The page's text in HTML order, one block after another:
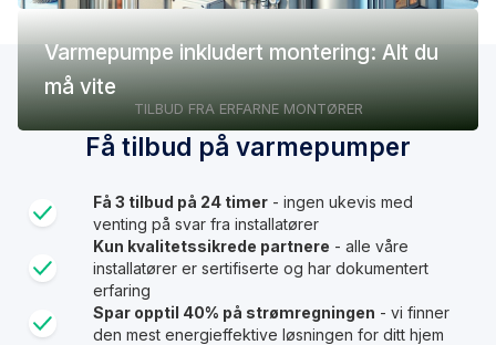
Varmepumpe inkludert montering: Alt du
må vite
TILBUD FRA ERFARNE MONTØRER
Få tilbud på varmepumper
Få 3 tilbud på 24 timer - ingen ukevis med
venting på svar fra installatører
Kun kvalitetssikrede partnere - alle våre
installatører er sertifiserte og har dokumentert
erfaring
Spar opptil 40% på strømregningen - vi finner
den mest energieffektive løsningen for ditt hjem